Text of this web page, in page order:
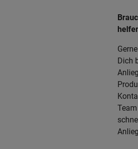
Dich